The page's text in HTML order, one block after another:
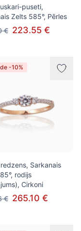
puseti,
Zelts 585°, Pērles
€ 223.55 €
-10%
Sarkanais
rodijs
Cirkoni
€ 265.10 €